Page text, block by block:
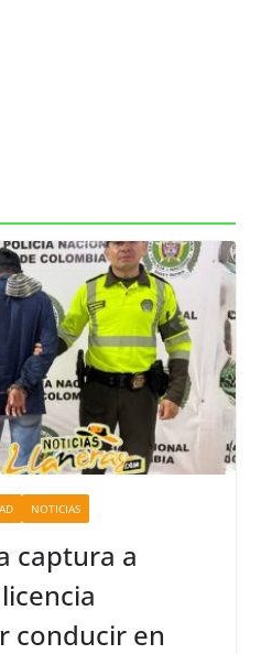
NOTICIAS
captura a
conducir en